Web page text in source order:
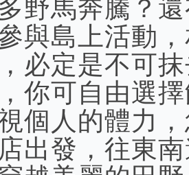
野馬奔騰？
與島上活動
必定是不可
你可自由選
個人的體力
出發，往東